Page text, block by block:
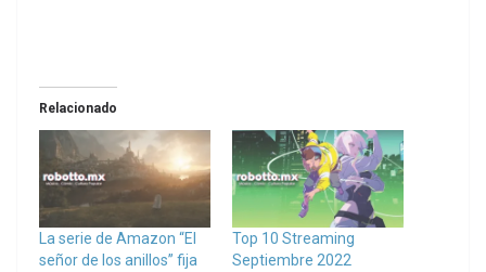
Relacionado
La serie de Amazon “El
señor de los anillos” fija
Top 10 Streaming
Septiembre 2022